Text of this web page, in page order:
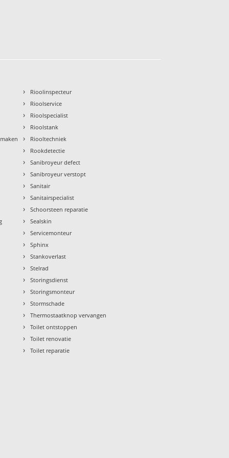
› Rioolinspecteur
› Rioolservice
› Rioolspecialist
› Rioolstank
› Riooltechniek
› Rookdetectie
› Sanibroyeur defect
› Sanibroyeur verstopt
› Sanitair
› Sanitairspecialist
› Schoorsteen reparatie
› Sealskin
› Servicemonteur
› Sphinx
› Stankoverlast
› Stelrad
› Storingsdienst
› Storingsmonteur
› Stormschade
› Thermostaatknop vervangen
› Toilet ontstoppen
› Toilet renovatie
› Toilet reparatie